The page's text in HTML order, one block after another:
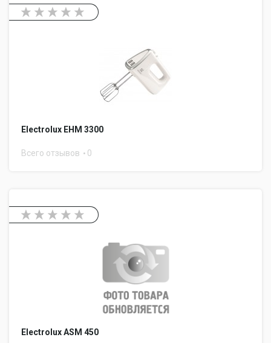
Electrolux EHM 3300
Всего отзывов 0
Electrolux ASM 450